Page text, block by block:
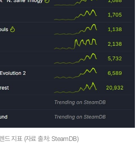
드 지표 (자료 출처: SteamDB)